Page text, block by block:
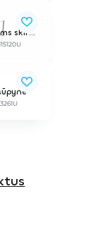
Prisitraukimams skirtas treniruoklis iš Robinia medienos